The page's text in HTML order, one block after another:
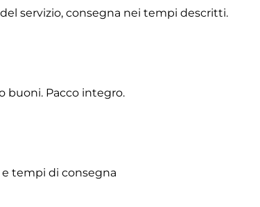
servizio, consegna nei tempi descritti.
buoni. Pacco integro.
tempi di consegna